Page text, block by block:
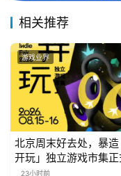
相关推荐
游戏业界
北京周末好去处，暴
开玩」独立游戏市集正
票！
23小时前